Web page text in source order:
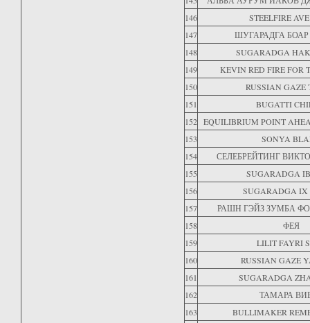
146
STEELFIRE
147
ШУГАРАДГА БОАР
148
SUGARADGA
149
KEVIN RED FIRE FOR
150
RUSSIAN GAZE
151
BUGATTI
152 EQUILIBRIUM POINT
153
SONYA
154
СЕЛЕБРЕЙТИНГ
155
SUGARADGA
156
SUGARADGA
157
РАШН ГЭЙЗ ЗУМБА
158
ФЕЯ
159
LILIT FAYRI
160
RUSSIAN GAZE
161
SUGARADGA
162
ТАМАРА
163
BULLIMAKER